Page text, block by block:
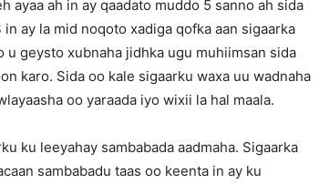
ayaa ah in ay qaadato muddo 5 sanno ah sida
ay la mid noqoto xadiga qofka aan sigaarka
geysto xubnaha jidhka ugu muhiimsan sida
karo. Sida oo kale sigaarku waxa uu wadnaha
oo yaraada iyo wixii la hal maala.
ku leeyahay sambabada aadmaha. Sigaarka
sambabadu taas oo keenta in ay ku